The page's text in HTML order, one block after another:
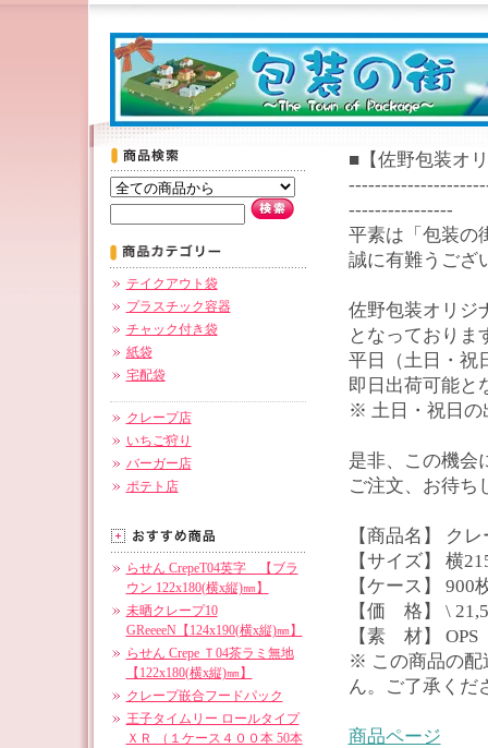
テイクアウト袋
プラスチック容器
チャック付き袋
紙袋
宅配袋
クレープ店
いちご狩り
バーガー店
ポテト店
らせん CrepeT04英字 【ブラ
ウン 122x180(横x縦)㎜】
未晒クレープ10
GReeeeN【124x190(横x縦)㎜】
らせん Crepe Ｔ04茶ラミ無地
【122x180(横x縦)㎜】
クレープ嵌合フードパック
王子タイムリー ロールタイプ
ＸＲ （１ケース４００本 50本
■【佐野包装オ
----------------
平素は「包装の
誠に有難うござ
佐野包装オリジ
となっておりま
平日（土日・祝
即日出荷可能と
※ 土日・祝日の
是非、この機会
ご注文、お待ち
【商品名】 ク
【サイズ】 横
【ケース】 900
【価 格】 \
【素 材】 OPS
※ この商品の配
ん。ご了承くだ
商品ページ